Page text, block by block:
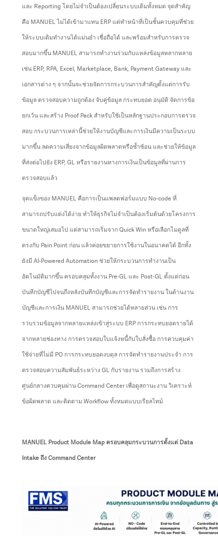
และ Reporting โดยไม่จำเป็นต้องเปลี่ยนระบบเดิมทั้งหมด จุดสำคัญ
คือ MANUEL ไม่ได้เข้ามาแทน ERP แต่ทำหน้าที่เป็นชั้นควบคุมที่ช่วย
ให้ระบบเดิมทำงานได้แม่นยำ เชื่อถือได้ และพร้อมสำหรับการตรวจ
สอบมากขึ้น MANUEL สามารถทำงานร่วมกับแหล่งข้อมูลหลากหลาย
เช่น ERP, RPA, Excel, Marketplace, Bank, Payment Gateway และ
เอกสารต่าง ๆ จากนั้นจะช่วยจัดการกระบวนการสำคัญตั้งแต่การรับ
ข้อมูล ตรวจสอบความถูกต้อง จับคู่ข้อมูล กระทบยอด อนุมัติ จัดการข้อ
ยกเว้น และสร้าง Proof Pack สำหรับใช้เป็นหลักฐานประกอบการตรวจ
สอบ กระบวนการเหล่านี้ช่วยให้งานบัญชีและการเงินมีความเป็นระบบ
มากขึ้น ลดความเสี่ยงจากข้อมูลผิดพลาดหรือซ้ำซ้อน และช่วยให้ข้อมูล
ที่ส่งต่อไปยัง ERP, GL หรือรายงานทางการเงินเป็นข้อมูลที่ผ่านการ
ตรวจสอบแล้ว
จุดแข็งของ MANUEL คือการเป็นแพลตฟอร์มแบบ No-code ที่
สามารถปรับแต่งได้ง่าย ทำให้ธุรกิจไม่จำเป็นต้องเริ่มต้นด้วยโครงการ
ขนาดใหญ่เสมอไป แต่สามารถเริ่มจาก Quick Win หรือเลือกโมดูลที่
ตรงกับ Pain Point ก่อน แล้วค่อยขยายการใช้งานในอนาคตได้ อีกทั้ง
ยังมี AI-Powered Automation ช่วยให้กระบวนการทำงานเป็น
อัตโนมัติมากขึ้น ครอบคลุมทั้งงาน Pre-GL และ Post-GL ตั้งแต่ก่อน
บันทึกบัญชีไปจนถึงหลังบันทึกบัญชีและการจัดทำรายงาน ในด้านงาน
บัญชีและการเงิน MANUEL สามารถช่วยได้หลายส่วน เช่น การ
รวบรวมข้อมูลจากหลายแหล่งเข้าสู่ระบบ ERP การกระทบยอดรายได้
จากหลายช่องทาง การตรวจสอบใบแจ้งหนี้กับใบสั่งซื้อ การควบคุมค่า
ใช้จ่ายที่ไม่มี PO การกระทบยอดงบดุล การจัดทำรายงานประจำ การ
ตรวจสอบความสัมพันธ์ระหว่าง GL กับรายงาน รวมถึงการสร้าง
ศูนย์กลางควบคุมผ่าน Command Center เพื่อดูสถานะงาน วิเคราะห์
ข้อผิดพลาด และติดตาม Workflow ทั้งหมดแบบเรียลไทม์
MANUEL Product Module Map ครอบคลุมกระบวนการตั้งแต่ Data
Intake ถึง Command Center